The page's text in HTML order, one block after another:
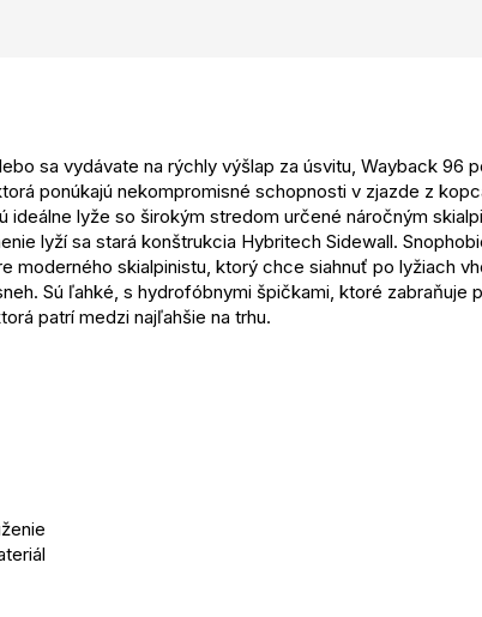
sa vydávate na rýchly výšlap za úsvitu, Wayback
ponúkajú nekompromisné schopnosti v zjazde z
ideálne lyže so širokým stredom určené náročným
lyží sa stará konštrukcia Hybritech Sidewall.
moderného skialpinistu, ktorý chce siahnuť po lyžiach
Sú ľahké, s hydrofóbnymi špičkami, ktoré
patrí medzi najľahšie na trhu.